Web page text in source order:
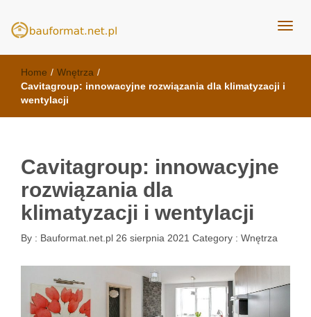
meble kuchenne Bauformat
Home / Wnętrza /
Cavitagroup: innowacyjne rozwiązania dla klimatyzacji i
wentylacji
Cavitagroup: innowacyjne
rozwiązania dla
klimatyzacji i wentylacji
By : Bauformat.net.pl 26 sierpnia 2021 Category : Wnętrza